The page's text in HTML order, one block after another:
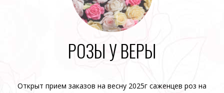
РОЗЫ У ВЕРЫ
Открыт прием заказов на весну 2025г саженцев роз на